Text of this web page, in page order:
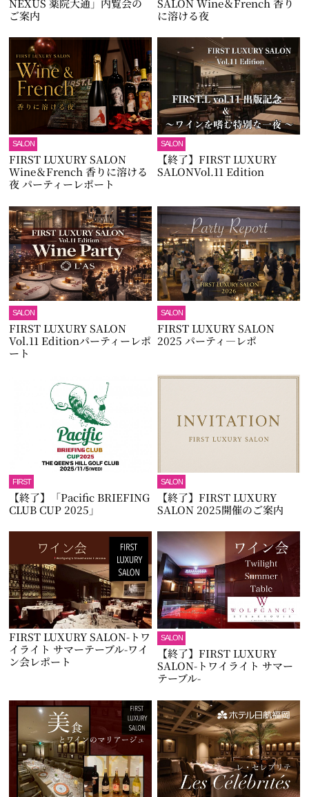
ご案内
に溶ける夜
SALON
FIRST LUXURY SALON
Wine＆French 香りに溶ける
夜 パーティーレポート
SALON
【終了】FIRST LUXURY
SALONVol.11 Edition
SALON
FIRST LUXURY SALON
Vol.11 Editionパーティーレポ
ート
SALON
FIRST LUXURY SALON
2025 パーティ―レポ
FIRST
【終了】「Pacific BRIEFING
CLUB CUP 2025」
SALON
【終了】FIRST LUXURY
SALON 2025開催のご案内
FIRST LUXURY SALON-トワ
イライト サマーテーブル-ワイ
ン会レポート
SALON
【終了】FIRST LUXURY
SALON-トワイライト サマー
テーブル-